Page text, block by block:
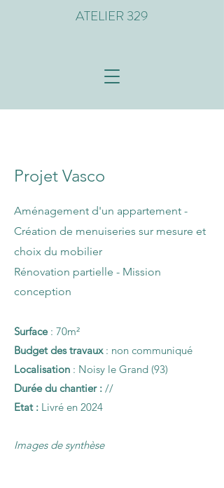
ATELIER 329
Projet Vasco
Aménagement d'un appartement -
Création de menuiseries sur mesure et
choix du mobilier
Rénovation partielle - Mission
conception
Surface : 70m²
Budget des travaux : non communiqué
Localisation : Noisy le Grand (93)
Durée du chantier : //
Etat : Livré en 2024
Images de synthèse